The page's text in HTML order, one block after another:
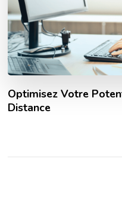
Optimisez Votre
Distance